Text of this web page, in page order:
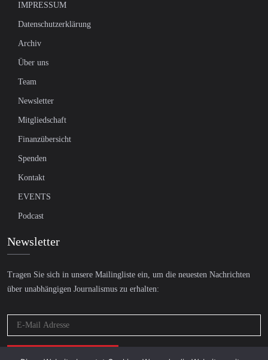
IMPRESSUM
Datenschutzerklärung
Archiv
Über uns
Team
Newsletter
Mitgliedschaft
Finanzübersicht
Spenden
Kontakt
EVENTS
Podcast
Newsletter
Tragen Sie sich in unsere Mailingliste ein, um die neuesten Nachrichten
über unabhängigen Journalismus zu erhalten: